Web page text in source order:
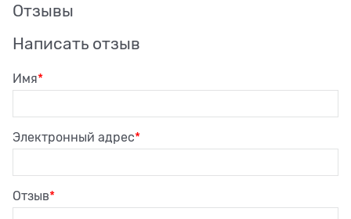
Отзывы
Написать отзыв
Имя
Электронный адрес
Отзыв